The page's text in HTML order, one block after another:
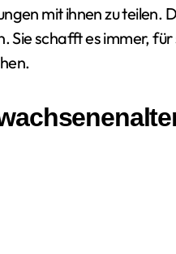
mit ihnen zu teilen.
Sie schafft es immer,